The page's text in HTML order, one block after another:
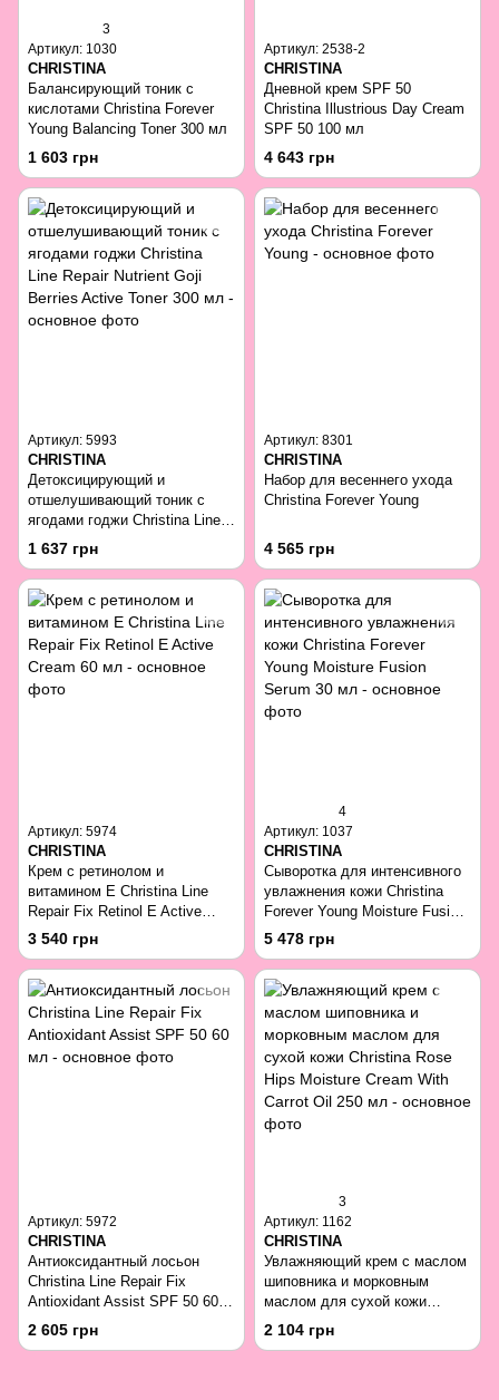
3
Артикул: 1030
CHRISTINA
Балансирующий тоник с
кислотами Christina Forever
Young Balancing Toner 300 мл
1 603 грн
Артикул: 2538-2
CHRISTINA
Дневной крем SPF 50
Christina Illustrious Day Cream
SPF 50 100 мл
4 643 грн
Артикул: 5993
CHRISTINA
Детоксицирующий и
отшелушивающий тоник с
ягодами годжи Christina Line
Repair Nutrient Goji Berries
Active Toner 300 мл
1 637 грн
Артикул: 8301
CHRISTINA
Набор для весеннего ухода
Christina Forever Young
4 565 грн
Артикул: 5974
CHRISTINA
Крем с ретинолом и
витамином E Christina Line
Repair Fix Retinol E Active
Cream 60 мл
3 540 грн
4
Артикул: 1037
CHRISTINA
Сыворотка для интенсивного
увлажнения кожи Christina
Forever Young Moisture Fusion
Serum 30 мл
5 478 грн
Артикул: 5972
CHRISTINA
Антиоксидантный лосьон
Christina Line Repair Fix
Antioxidant Assist SPF 50 60
мл
2 605 грн
3
Артикул: 1162
CHRISTINA
Увлажняющий крем с маслом
шиповника и морковным
маслом для сухой кожи
Christina Rose Hips Moisture
Cream With Carrot Oil 250 мл
2 104 грн